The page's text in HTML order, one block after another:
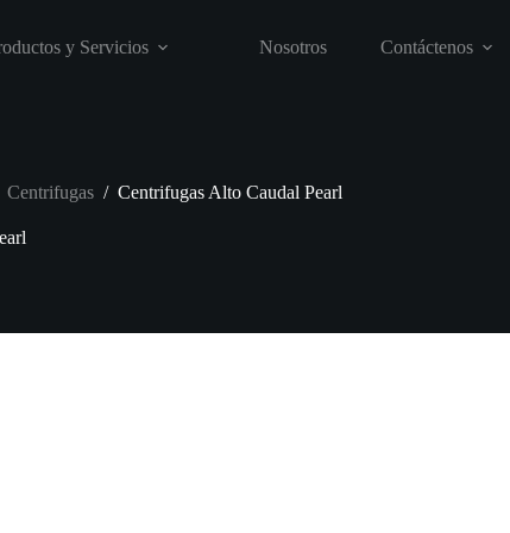
y Servicios Nosotros Contáctenos
Centrifugas / Centrifugas Alto Caudal Pearl